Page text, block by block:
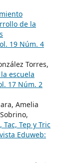
de la
19 Núm. 4
Torres,
escuela
17 Núm. 2
Amelia
Tep y Tric
Eduweb: